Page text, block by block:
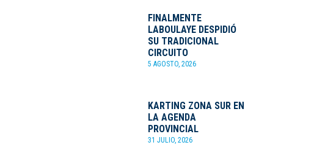
FINALMENTE
LABOULAYE DESPIDIÓ
SU TRADICIONAL
CIRCUITO
5 AGOSTO, 2026
KARTING ZONA SUR EN
LA AGENDA
PROVINCIAL
31 JULIO, 2026